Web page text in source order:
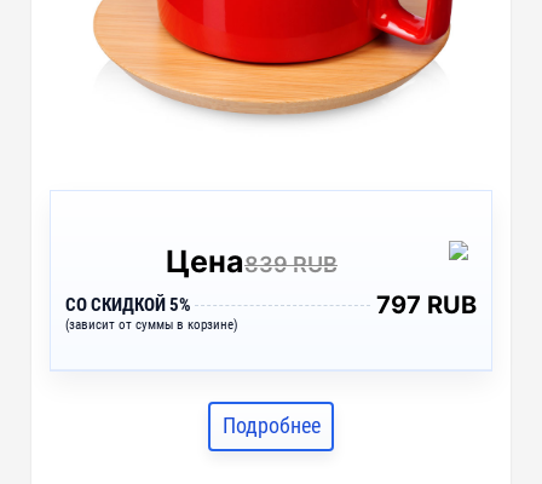
Цена839 RUB
СО СКИДКОЙ 5%
(зависит от суммы в корзине)
797 RUB
Подробнее